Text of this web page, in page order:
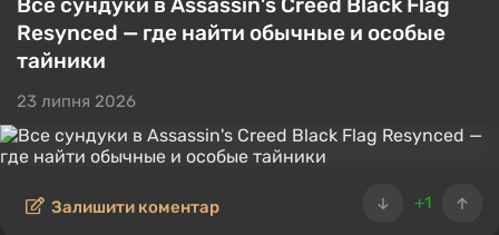
Resynced — где найти обычные и особые
тайники
23 липня 2026
+1
Залишити коментар